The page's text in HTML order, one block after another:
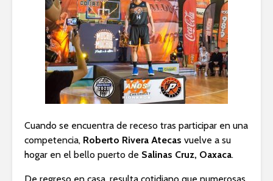
Cuando se encuentra de receso tras participar en una
competencia, Roberto Rivera Atecas vuelve a su
hogar en el bello puerto de Salinas Cruz, Oaxaca.